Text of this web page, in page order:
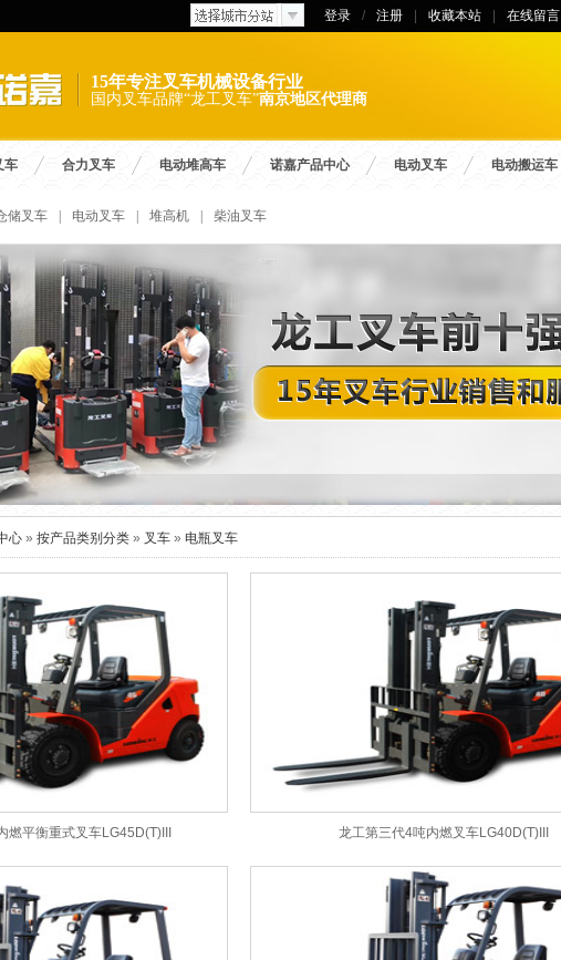
登录 / 注册 收藏本站 在线留言
15年专注叉车机械设备行业
国内叉车品牌“龙工叉车”南京地区代理商
车 合力叉车 电动堆高车 诺嘉产品中心 电动叉车 电动搬运车
储叉车 电动叉车 堆高机 柴油叉车
心 » 按产品类别分类 » 叉车 » 电瓶叉车
燃平衡重式叉车LG45D(T)III 龙工第三代4吨内燃叉车LG40D(T)III